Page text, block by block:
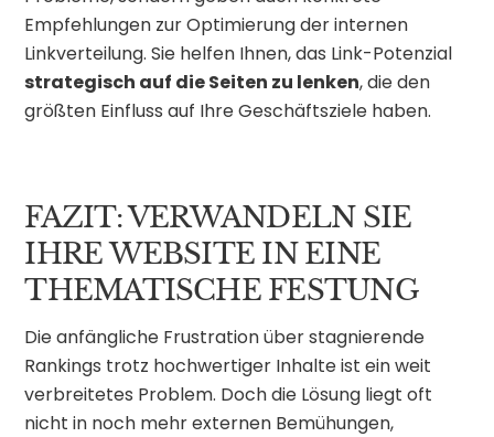
Empfehlungen zur Optimierung der internen
Linkverteilung. Sie helfen Ihnen, das Link-Potenzial
strategisch auf die Seiten zu lenken, die den
größten Einfluss auf Ihre Geschäftsziele haben.
FAZIT: VERWANDELN SIE
IHRE WEBSITE IN EINE
THEMATISCHE FESTUNG
Die anfängliche Frustration über stagnierende
Rankings trotz hochwertiger Inhalte ist ein weit
verbreitetes Problem. Doch die Lösung liegt oft
nicht in noch mehr externen Bemühungen,